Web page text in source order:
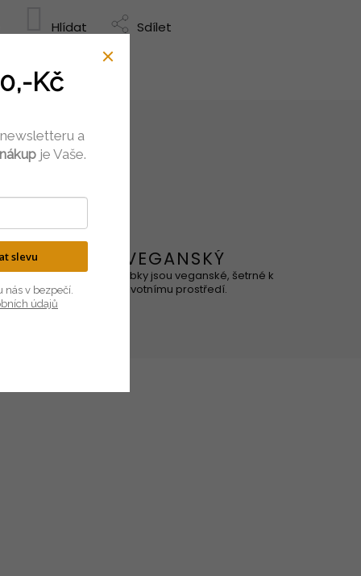
Hlídat Sdílet
je
VEGANSKÝ
Naše výrobky jsou veganské, šetrné k
životnímu prostředí.
Kč
a
je Vaše.
slevu
nás v bezpečí.
údajů